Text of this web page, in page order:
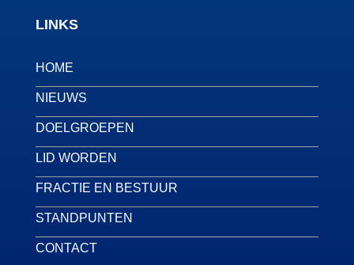
LINKS
HOME
NIEUWS
DOELGROEPEN
LID WORDEN
FRACTIE EN BESTUUR
STANDPUNTEN
CONTACT